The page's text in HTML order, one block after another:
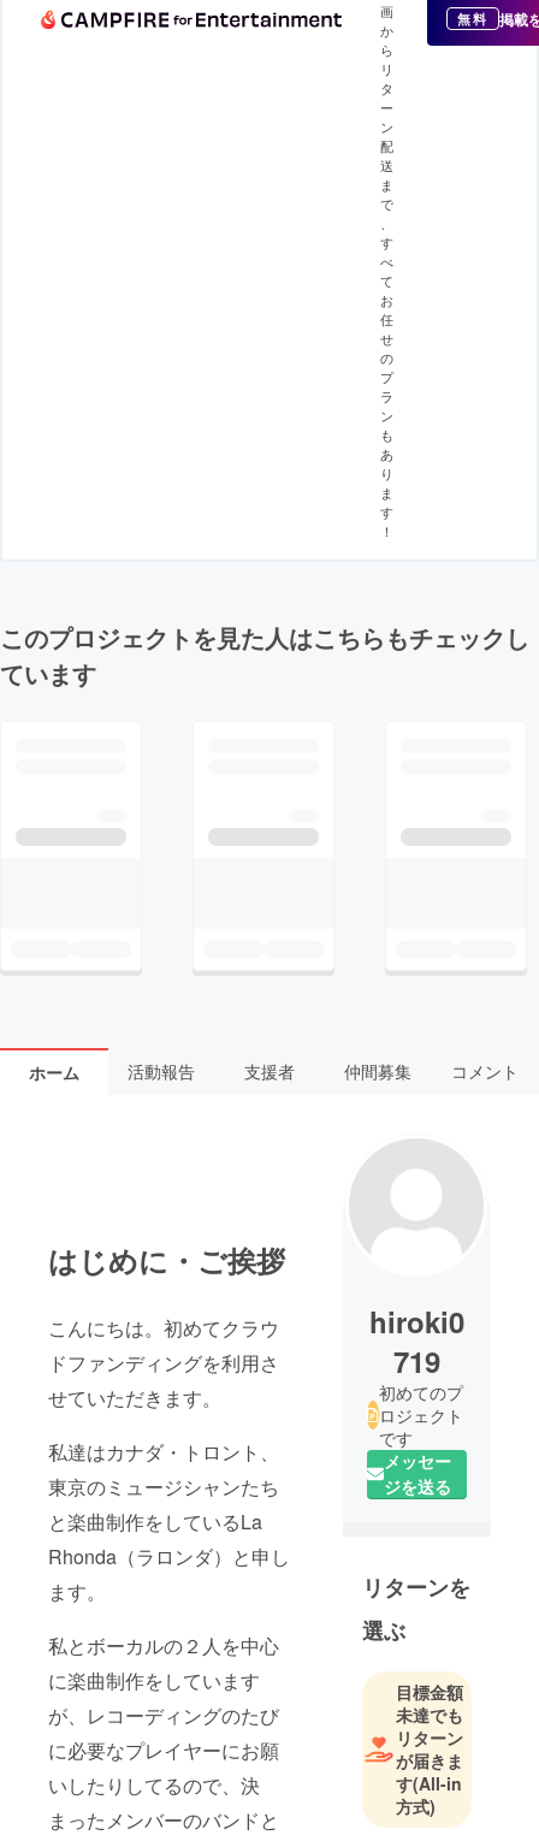
画
か
ら
リ
タ
ー
ン
配
送
ま
で
す
べ
て
お
任
せ
の
プ
ラ
ン
も
あ
り
ま
す
！
無料 掲載
このプロジェクトを見た人はこちらもチェックし
ています
ホーム 活動報告 支援者 仲間募集 コメント
はじめに・ご挨拶
こんにちは。初めてクラウ
ドファンディングを利用さ
せていただきます。
私達はカナダ・トロント、
東京のミュージシャンたち
と楽曲制作をしているLa
Rhonda（ラロンダ）と申し
ます。
私とボーカルの２人を中心
に楽曲制作をしています
が、レコーディングのたび
に必要なプレイヤーにお願
いしたりしてるので、決
まったメンバーのバンドと
hiroki0
719
初めてのプ
ロジェクト
です
メッセー
ジを送る
リターンを
選ぶ
目標金額
未達でも
リターン
が届きま
す(All-in
方式)